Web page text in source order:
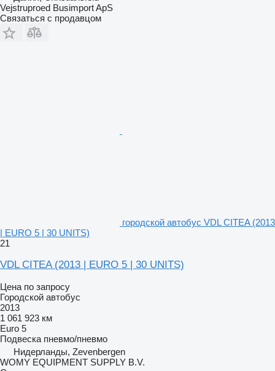
Vejstruproed Busimport ApS
Связаться с продавцом
городской автобус VDL CITEA (2013
| EURO 5 | 30 UNITS)
21
VDL CITEA (2013 | EURO 5 | 30 UNITS)
Цена по запросу
Городской автобус
2013
1 061 923 км
Euro 5
Подвеска пневмо/пневмо
Нидерланды, Zevenbergen
WOMY EQUIPMENT SUPPLY B.V.